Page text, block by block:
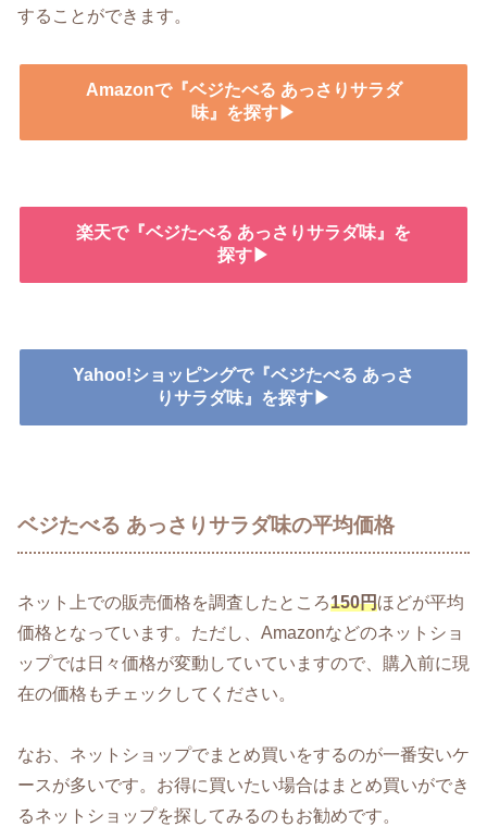
することができます。
Amazonで『ベジたべる あっさりサラダ
味』を探す▶
楽天で『ベジたべる あっさりサラダ味』を
探す▶
Yahoo!ショッピングで『ベジたべる あっさ
りサラダ味』を探す▶
ベジたべる あっさりサラダ味の平均価格
ネット上での販売価格を調査したところ150円ほどが平均
価格となっています。ただし、Amazonなどのネットショ
ップでは日々価格が変動していていますので、購入前に現
在の価格もチェックしてください。
なお、ネットショップでまとめ買いをするのが一番安いケ
ースが多いです。お得に買いたい場合はまとめ買いができ
るネットショップを探してみるのもお勧めです。